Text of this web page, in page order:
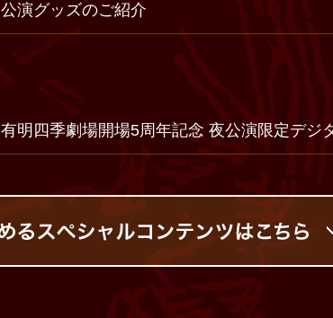
演グッズのご紹介
明四季劇場開場5周年記念 夜公演限定デジ